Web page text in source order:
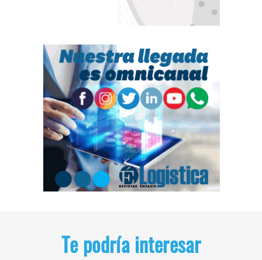
Te podría interesar